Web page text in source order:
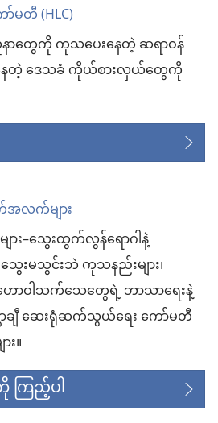
တီ (HLC)
တွေကို ကုသပေးနေတဲ့ ဆရာဝန်
တဲ့ ဒေသခံ ကိုယ်စားလှယ်တွေကို
လက်များ
ား–သွေးထွက်လွန်ရောဂါနဲ့
ေးမသွင်းဘဲ ကုသနည်းများ၊
ာဝါသက်သေတွေရဲ့ ဘာသာရေးနဲ့
ဘာချီ ဆေးရုံဆက်သွယ်ရေး ကော်မတီ
။
ကြည့်ပါ